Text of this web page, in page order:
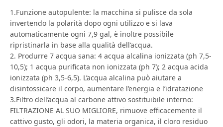
1.Funzione autopulente: la macchina si pulisce da sola
invertendo la polarità dopo ogni utilizzo e si lava
automaticamente ogni 7,9 gal, è inoltre possibile
ripristinarla in base alla qualità dell’acqua.
2. Produrre 7 acqua sana: 4 acqua alcalina ionizzata (ph 7,5-
10,5); 1 acqua purificata non ionizzata (ph 7); 2 acqua acida
ionizzata (ph 3,5-6,5). L’acqua alcalina può aiutare a
disintossicare il corpo, aumentare l’energia e l’idratazione
3.Filtro dell’acqua al carbone attivo sostituibile interno:
FILTRAZIONE AL SUO MIGLIORE, rimuove efficacemente il
cattivo gusto, gli odori, la materia organica, il cloro residuo